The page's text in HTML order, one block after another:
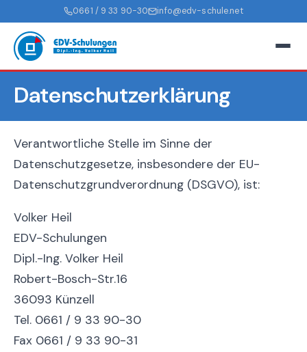
0661 / 9 33 90-30 info@edv-schule.net
Datenschutzerklärung
Verantwortliche Stelle im Sinne der
Datenschutzgesetze, insbesondere der EU-
Datenschutzgrundverordnung (DSGVO), ist:
Volker Heil
EDV-Schulungen
Dipl.-Ing. Volker Heil
Robert-Bosch-Str.16
36093 Künzell
Tel. 0661 / 9 33 90-30
Fax 0661 / 9 33 90-31